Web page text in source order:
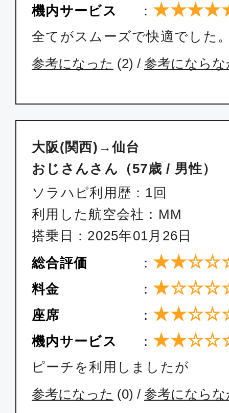
機内サービス ：
全てがスムーズで快適でした
参考になった (2) / 参考になら
大阪(関西)→仙台
おじさんさん（57歳 / 男性）
ソラハピ利用歴：1回
利用した航空会社：MM
搭乗日：2025年01月26日
総合評価
：
料金 ：
座席 ：
機内サービス ：
ピーチを利用しましたが
参考になった (0) / 参考になら